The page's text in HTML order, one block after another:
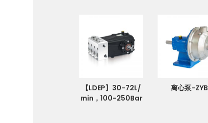
【LDEP】30-72L/
min，100-250Bar
离心泵-ZYB